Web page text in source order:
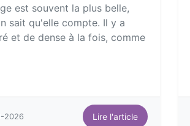
est souvent la plus belle,
sait qu'elle compte. Il y a
et de dense à la fois, comme
2026 Lire l'article